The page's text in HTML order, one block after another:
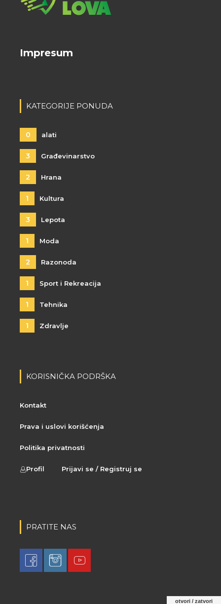
Impresum
KATEGORIJE PONUDA
0 alati
3 Građevinarstvo
2 Hrana
1 Kultura
3 Lepota
1 Moda
2 Razonoda
1 Sport i Rekreacija
1 Tehnika
1 Zdravlje
KORISNIČKA PODRŠKA
Kontakt
Prava i uslovi korišćenja
Politika privatnosti
Profil Prijavi se / Registruj se
PRATITE NAS
otvori / zatvori